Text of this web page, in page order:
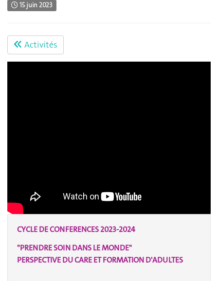
15 juin 2023
Activités
CYCLE DE CONFERENCES 2023-2024
"PRENDRE SOIN DANS LE MONDE"
PERSPECTIVE DU CARE ET FORMATION D'ADULTES